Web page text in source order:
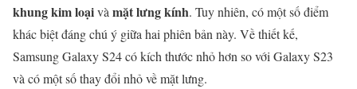
khung kim loạivàmặt lưng kính. Tuy nhiên, có một số điểm
khác biệt đáng chú ý giữa hai phiên bản này. Về thiết kế,
Samsung Galaxy S24 có kích thước nhỏ hơn so với Galaxy S23
và có một số thay đổi nhỏ về mặt lưng.